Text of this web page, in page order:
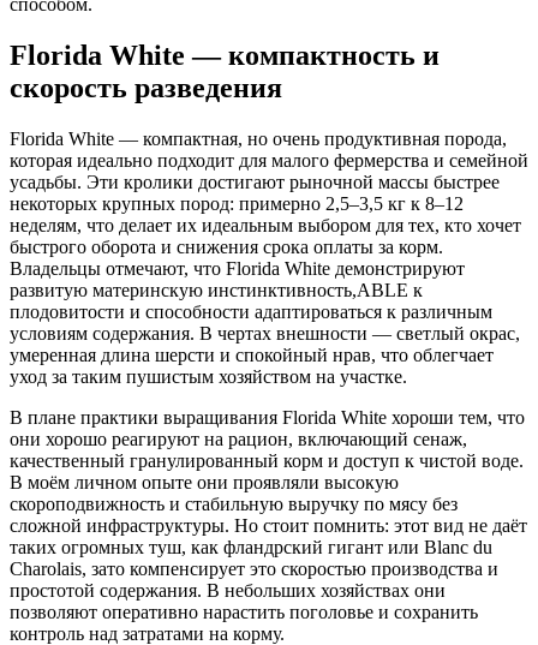
способом.
Florida White — компактность и
скорость разведения
Florida White — компактная, но очень продуктивная порода,
которая идеально подходит для малого фермерства и семейной
усадьбы. Эти кролики достигают рыночной массы быстрее
некоторых крупных пород: примерно 2,5–3,5 кг к 8–12
неделям, что делает их идеальным выбором для тех, кто хочет
быстрого оборота и снижения срока оплаты за корм.
Владельцы отмечают, что Florida White демонстрируют
развитую материнскую инстинктивность,ABLE к
плодовитости и способности адаптироваться к различным
условиям содержания. В чертах внешности — светлый окрас,
умеренная длина шерсти и спокойный нрав, что облегчает
уход за таким пушистым хозяйством на участке.
В плане практики выращивания Florida White хороши тем, что
они хорошо реагируют на рацион, включающий сенаж,
качественный гранулированный корм и доступ к чистой воде.
В моём личном опыте они проявляли высокую
скороподвижность и стабильную выручку по мясу без
сложной инфраструктуры. Но стоит помнить: этот вид не даёт
таких огромных туш, как фландрский гигант или Blanc du
Charolais, зато компенсирует это скоростью производства и
простотой содержания. В небольших хозяйствах они
позволяют оперативно нарастить поголовье и сохранить
контроль над затратами на корму.